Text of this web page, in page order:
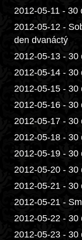
2012-05-11 - 30
2012-05-12 -
den dvanáctý
2012-05-13 - 30
2012-05-14 - 30
2012-05-15 - 30
2012-05-16 - 30
2012-05-17 - 30
2012-05-18 - 30
2012-05-19 - 30
2012-05-20 - 30
2012-05-21 - 30
2012-05-21 -
2012-05-22 - 30
2012-05-23 - 30